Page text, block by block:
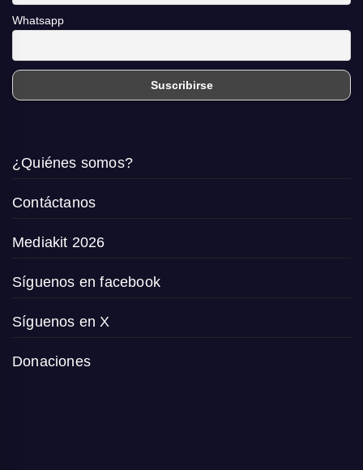
Whatsapp
¿Quiénes somos?
Contáctanos
Mediakit 2026
Síguenos en facebook
Síguenos en X
Donaciones